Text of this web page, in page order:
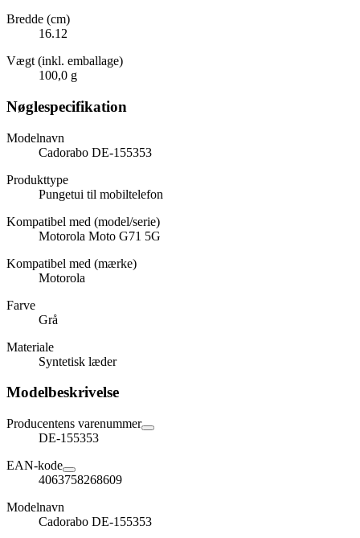
Bredde (cm)
16.12
Vægt (inkl. emballage)
100,0 g
Nøglespecifikation
Modelnavn
Cadorabo DE-155353
Produkttype
Pungetui til mobiltelefon
Kompatibel med (model/serie)
Motorola Moto G71 5G
Kompatibel med (mærke)
Motorola
Farve
Grå
Materiale
Syntetisk læder
Modelbeskrivelse
Producentens varenummer
DE-155353
EAN-kode
4063758268609
Modelnavn
Cadorabo DE-155353